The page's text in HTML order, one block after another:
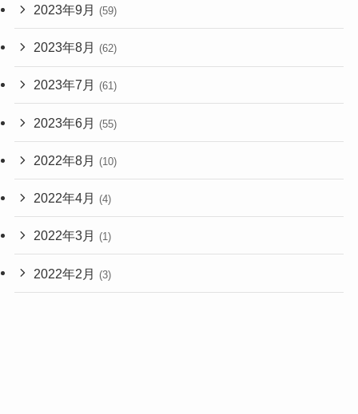
2023年9月 (59)
2023年8月 (62)
2023年7月 (61)
2023年6月 (55)
2022年8月 (10)
2022年4月 (4)
2022年3月 (1)
2022年2月 (3)